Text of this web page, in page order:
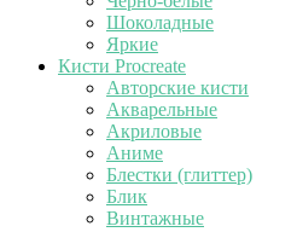
Шоколадные
Яркие
Кисти Procreate
Авторские кисти
Акварельные
Акриловые
Аниме
Блестки (глиттер)
Блик
Винтажные